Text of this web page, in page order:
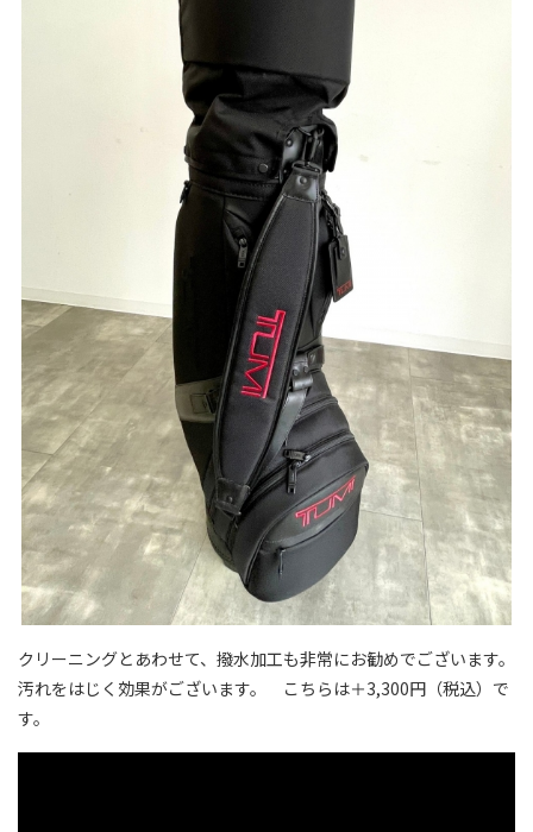
クリーニングとあわせて、撥水加工も非常にお勧めでございます。
汚れをはじく効果がございます。 こちらは＋3,300円（税込）で
す。